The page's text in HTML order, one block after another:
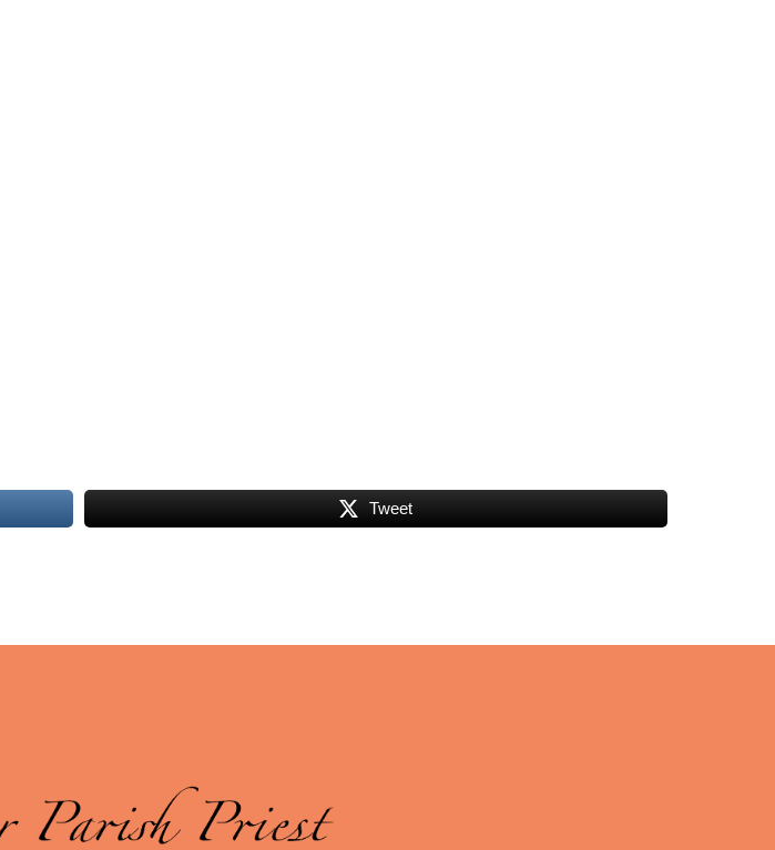
Tweet